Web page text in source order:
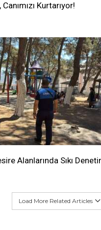
Kurtarıyor!
Alanlarında Sıkı
Load More Related Articles